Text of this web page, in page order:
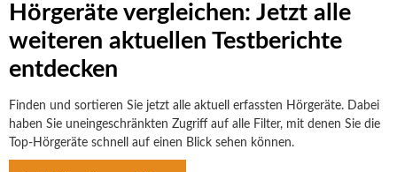
Hörgeräte vergleichen: Jetzt alle
weiteren aktuellen Testberichte
entdecken
Finden und sortieren Sie jetzt alle aktuell erfassten Hörgeräte. Dabei
haben Sie uneingeschränkten Zugriff auf alle Filter, mit denen Sie die
Top-Hörgeräte schnell auf einen Blick sehen können.